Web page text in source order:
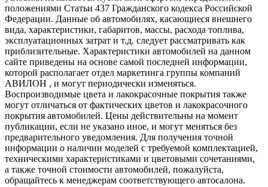
положениями Статьи 437 Гражданского кодекса Российской
Федерации. Данные об автомобилях, касающиеся внешнего
вида, характеристики, габаритов, массы, расхода топлива,
эксплуатационных затрат и т.д. следует рассматривать как
приблизительные. Характеристики автомобилей на данном
сайте приведены на основе самой последней информации,
которой располагает отдел маркетинга группы компаний
АВИЛОН , и могут периодически изменяться.
Воспроизводимые цвета и лакокрасочные покрытия также
могут отличаться от фактических цветов и лакокрасочного
покрытия автомобилей. Цены действительны на момент
публикации, если не указано иное, и могут меняться без
предварительного уведомления. Для получения точной
информации о наличии моделей с требуемой комплектацией,
техническими характеристиками и цветовыми сочетаниями,
а также точной стоимости автомобилей, пожалуйста,
обращайтесь к менеджерам соответствующего автосалона.